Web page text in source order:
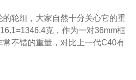
的轮组，大家自然十分关心它的重
克，作为一对36mm框
不错的重量，对比上一代C40有